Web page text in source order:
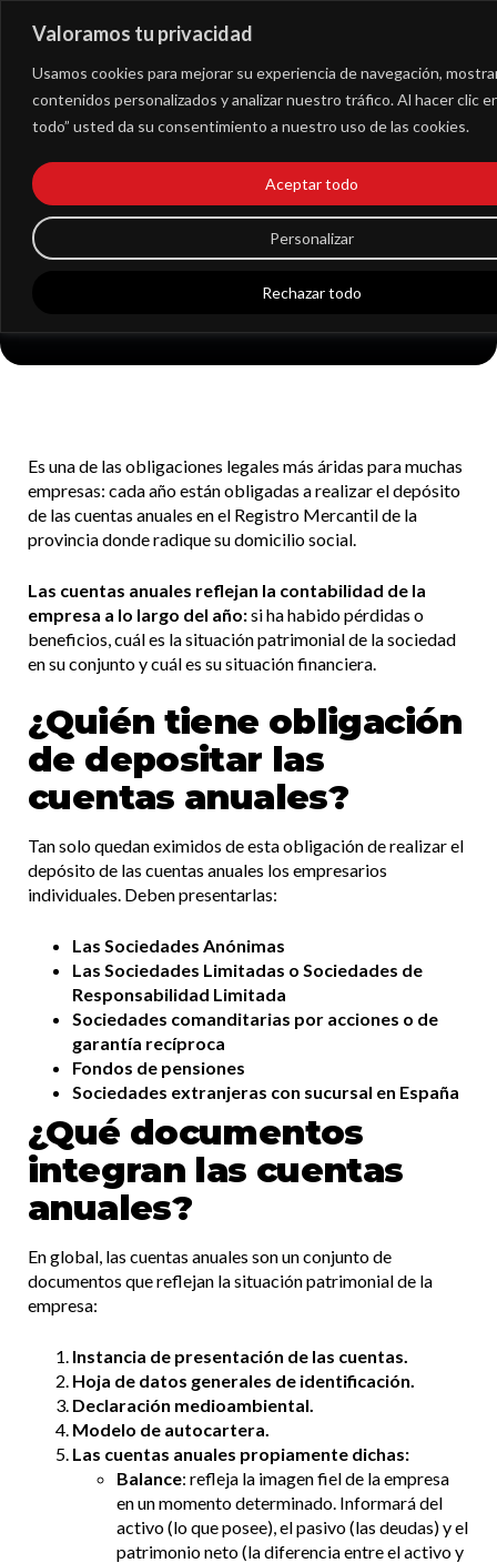
Valoramos tu privacidad
Usamos cookies para mejorar su experiencia de navegación,
contenidos personalizados y analizar nuestro tráfico. Al hacer clic
todo” usted da su consentimiento a nuestro uso de las cookies.
Personalizar
Rechazar todo
Aceptar todo
Depósito de las
cuentas anuales:
todos los detalles
Es una de las obligaciones legales más áridas para muchas
empresas: cada año están obligadas a realizar el depósito
de las cuentas anuales en el Registro Mercantil de la
provincia donde radique su domicilio social.
Las cuentas anuales reflejan la contabilidad de la
empresa a lo largo del año:si ha habido pérdidas o
beneficios, cuál es la situación patrimonial de la sociedad
en su conjunto y cuál es su situación financiera.
¿Quién tiene obligación
de depositar las
cuentas anuales?
Tan solo quedan eximidos de esta obligación de realizar el
depósito de las cuentas anuales los empresarios
individuales. Deben presentarlas:
Las Sociedades Anónimas
Las Sociedades Limitadas o Sociedades de
Responsabilidad Limitada
Sociedades comanditarias por acciones o de
garantía recíproca
Fondos de pensiones
Sociedades extranjeras con sucursal en España
¿Qué documentos
integran las cuentas
anuales?
En global, las cuentas anuales son un conjunto de
documentos que reflejan la situación patrimonial de la
empresa:
Instancia de presentación de las cuentas.
Hoja de datos generales de identificación.
Declaración medioambiental.
Modelo de autocartera.
Las cuentas anuales propiamente dichas:
Balance: refleja la imagen fiel de la empresa
en un momento determinado. Informará del
activo (lo que posee), el pasivo (las deudas) y el
patrimonio neto (la diferencia entre el activo y